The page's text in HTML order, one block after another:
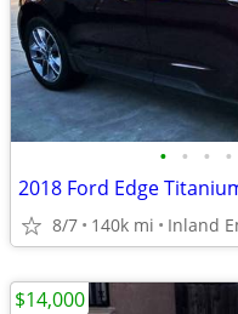
• • • •
2018 Ford Edge
8/7 140k mi Inland
$14,000